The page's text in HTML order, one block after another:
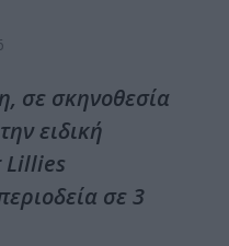
σε σκηνοθεσία
ειδική
Lillies
σε 3